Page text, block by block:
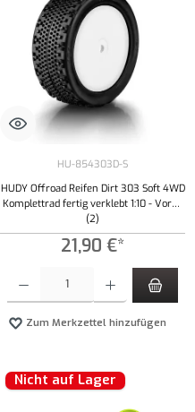
HU-854303D-S
HUDY Offroad Reifen Dirt 303 Soft 4WD
Komplettrad fertig verklebt 1:10 - Vorne
(2)
21,90 €*
Zum Merkzettel hinzufügen
Nicht auf Lager